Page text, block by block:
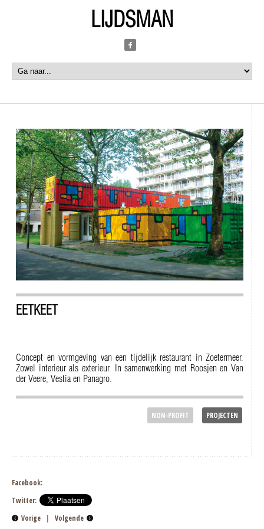
LIJDSMAN
EETKEET
Concept en vormgeving van een tijdelijk restaurant in Zoetermeer.
Zowel interieur als exterieur. In samenwerking met Roosjen en Van
der Veere, Vestia en Panagro.
NON-PROFIT PROJECTEN
Facebook:
Twitter:
Vorige
| Volgende